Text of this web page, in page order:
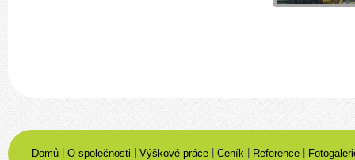
Domů O společnosti Výškové práce Ceník Reference